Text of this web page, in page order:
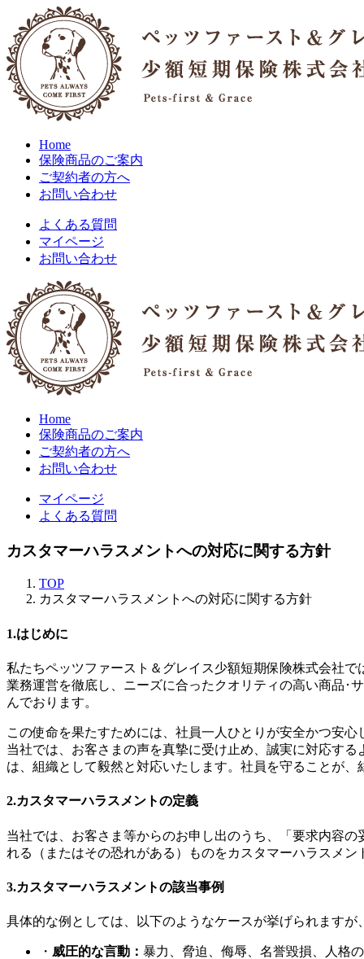
Home
保険商品のご案内
ご契約者の方へ
お問い合わせ
よくある質問
マイページ
お問い合わせ
Home
保険商品のご案内
ご契約者の方へ
お問い合わせ
マイページ
よくある質問
カスタマーハラスメントへの対応に関する方針
TOP
カスタマーハラスメントへの対応に関する方針
1.はじめに
私たちペッツファースト＆グレイス少額短期保険株式会社で
業務運営を徹底し、ニーズに合ったクオリティの高い商品･
んでおります。
この使命を果たすためには、社員一人ひとりが安全かつ安
当社では、お客さまの声を真摯に受け止め、誠実に対応す
は、組織として毅然と対応いたします。社員を守ることが
2.カスタマーハラスメントの定義
当社では、お客さま等からのお申し出のうち、「要求内容
れる（またはその恐れがある）ものをカスタマーハラスメン
3.カスタマーハラスメントの該当事例
具体的な例としては、以下のようなケースが挙げられます
・ 威圧的な言動： 暴力、脅迫、侮辱、名誉毀損、人格